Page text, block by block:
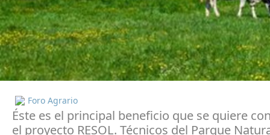
Foro Agrario
Éste es el principal beneficio que se quiere
el proyecto RESOL. Técnicos del Parque